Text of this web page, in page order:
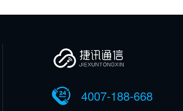
4007-188-668